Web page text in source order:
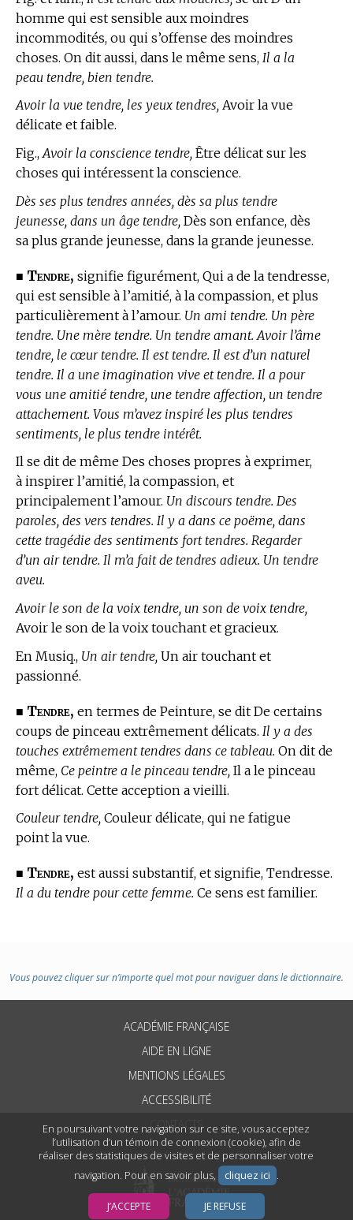
En poursuivant votre navigation sur ce site, vous acceptez
l’utilisation d’un témoin de connexion (cookie), afin de
réaliser des statistiques de visites et de personnaliser votre
navigation. Pour en savoir plus,
cliquez ici .
J’ACCEPTE JE REFUSE
homme qui est sensible aux moindres
incommodités, ou qui s’offense des moindres
choses. On dit aussi, dans le même sens, Il a la
peau tendre, bien tendre.
Avoir la vue tendre, les yeux tendres, Avoir la vue
délicate et faible.
Fig., Avoir la conscience tendre, Être délicat sur les
choses qui intéressent la conscience.
Dès ses plus tendres années, dès sa plus tendre
jeunesse, dans un âge tendre, Dès son enfance, dès
sa plus grande jeunesse, dans la grande jeunesse.
■ Tendre, signifie figurément, Qui a de la tendresse,
qui est sensible à l’amitié, à la compassion, et plus
particulièrement à l’amour. Un ami tendre. Un père
tendre. Une mère tendre. Un tendre amant. Avoir l’âme
tendre, le cœur tendre. Il est tendre. Il est d’un naturel
tendre. Il a une imagination vive et tendre. Il a pour
vous une amitié tendre, une tendre affection, un tendre
attachement. Vous m’avez inspiré les plus tendres
sentiments, le plus tendre intérêt.
Il se dit de même Des choses propres à exprimer,
à inspirer l’amitié, la compassion, et
principalement l’amour. Un discours tendre. Des
paroles, des vers tendres. Il y a dans ce poëme, dans
cette tragédie des sentiments fort tendres. Regarder
d’un air tendre. Il m’a fait de tendres adieux. Un tendre
aveu.
Avoir le son de la voix tendre, un son de voix tendre,
Avoir le son de la voix touchant et gracieux.
En Musiq., Un air tendre, Un air touchant et
passionné.
■ Tendre, en termes de Peinture, se dit De certains
coups de pinceau extrêmement délicats. Il y a des
touches extrêmement tendres dans ce tableau. On dit de
même, Ce peintre a le pinceau tendre, Il a le pinceau
fort délicat. Cette acception a vieilli.
Couleur tendre, Couleur délicate, qui ne fatigue
point la vue.
■ Tendre, est aussi substantif, et signifie, Tendresse.
Il a du tendre pour cette femme. Ce sens est familier.
Vous pouvez cliquer sur n’importe quel mot pour naviguer dans le dictionnaire.
ACADÉMIE FRANÇAISE
AIDE EN LIGNE
MENTIONS LÉGALES
ACCESSIBILITÉ
CONTACTS